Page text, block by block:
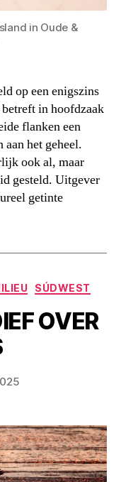
in Oude &
op een enigszins
in hoofdzaak
flanken een
het geheel.
ook al, maar
gesteld. Uitgever
getinte
SÚDWEST
OVER